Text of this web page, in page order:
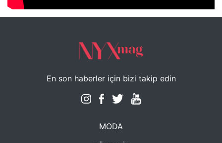
En son haberler için bizi takip edin
MODA